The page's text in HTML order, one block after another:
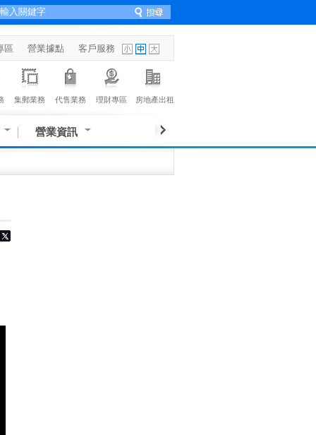
區 營業據點 客戶服務
集郵業務 代售業務 理財專區 房地產出租
營業資訊